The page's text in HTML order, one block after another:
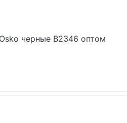
черные В2346 оптом